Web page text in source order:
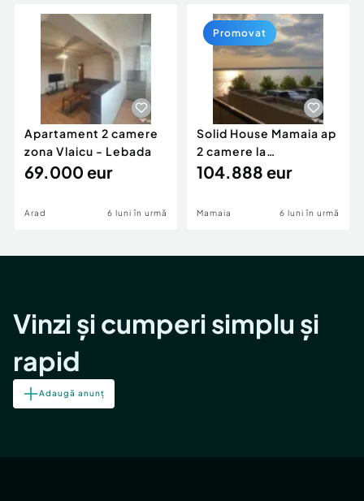
Servicii
Animale de companie
Afaceri și echipamente profesionale
Inchiriere Bunuri si Vehicule
Utilaje agricole si industriale
Piese auto si accesorii
Dacia Duster
Apartament 2 camere
zona Vlaicu - Lebada
69.000 eur
Arad 6 luni în urmă
Solid House Mamaia ap
2 camere la
cheie,langa Mega
104.888 eur
Mamaia 6 luni în urmă
Promovat
Vinzi și cumperi simplu și
rapid
Adaugă anunț